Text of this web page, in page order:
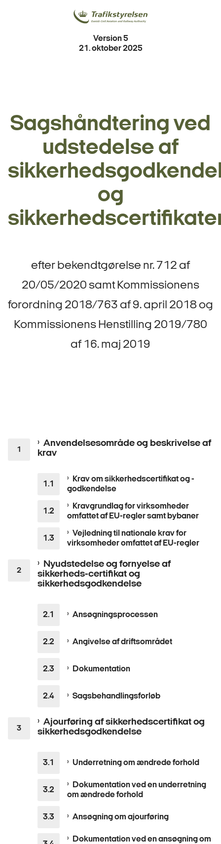
Version 5
21. oktober 2025
Sagshåndtering ved
udstedelse af
og
efter bekendtgørelse nr. 712 af
20/05/2020 samt Kommissionens
forordning 2018/763 af 9. april 2018 og
Kommissionens Henstilling 2019/780
af 16. maj 2019
Anvendelsesområde og beskrivelse af
krav
Krav om sikkerhedscertifikat og -
godkendelse
Kravgrundlag for virksomheder
omfattet af EU-regler samt bybaner
Vejledning til nationale krav for
virksomheder omfattet af EU-regler
Nyudstedelse og fornyelse af
sikkerheds-certifikat og
sikkerhedsgodkendelse
Ansøgningsprocessen
Angivelse af driftsområdet
Dokumentation
Sagsbehandlingsforløb
Ajourføring af sikkerhedscertifikat og
sikkerhedsgodkendelse
Underretning om ændrede forhold
Dokumentation ved en underretning
om ændrede forhold
Ansøgning om ajourføring
Dokumentation ved en ansøgning om